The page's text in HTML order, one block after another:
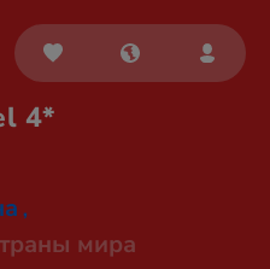
4*
,
мира